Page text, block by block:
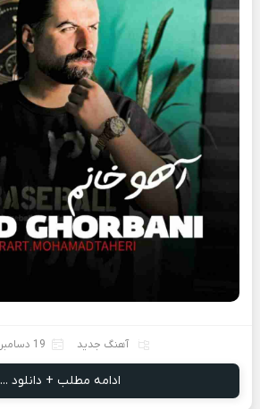
آهنگ جدید 19 دسامبر 2024
ادامه مطلب + دانلود ...